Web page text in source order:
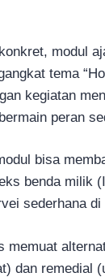
modul
tema
kegiatan
peran
bisa
benda milik
sederhana di
memuat
dan remedial